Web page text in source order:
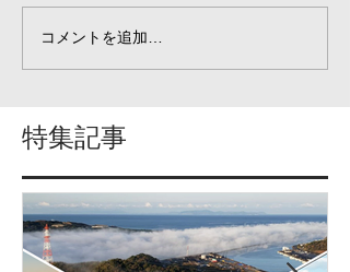
コメントを追加…
特集記事